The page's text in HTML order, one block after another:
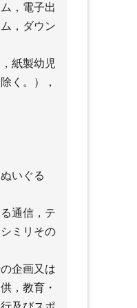
，電子出
，ダウン
紙製幼児
く。），
いぐる
通信，テ
ミリその
企画又は
，教育・